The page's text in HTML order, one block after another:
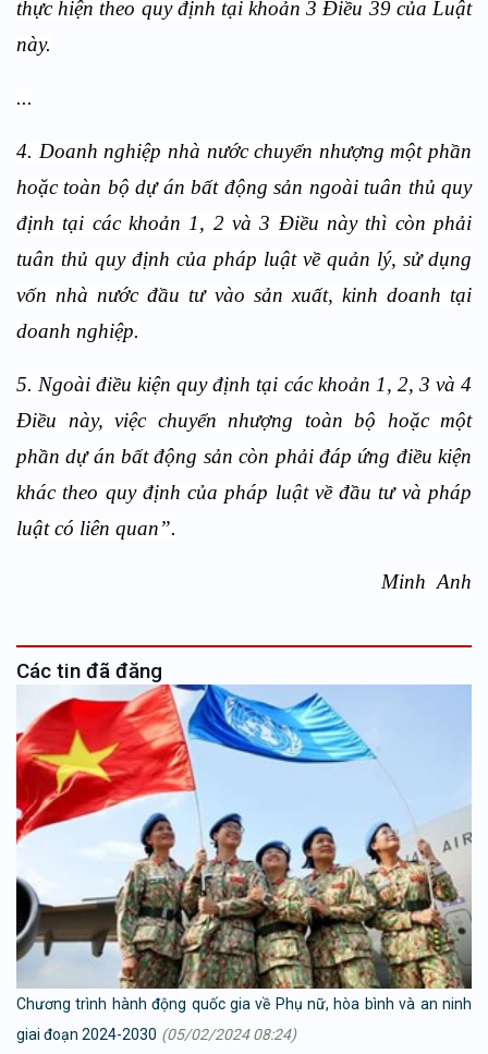
thực hiện theo quy định tại khoản 3 Điều 39 của Luật
này.
...
4. Doanh nghiệp nhà nước chuyển nhượng một phần
hoặc toàn bộ dự án bất động sản ngoài tuân thủ quy
định tại các khoản 1, 2 và 3 Điều này thì còn phải
tuân thủ quy định của pháp luật về quản lý, sử dụng
vốn nhà nước đầu tư vào sản xuất, kinh doanh tại
doanh nghiệp.
5. Ngoài điều kiện quy định tại các khoản 1, 2, 3 và 4
Điều này, việc chuyển nhượng toàn bộ hoặc một
phần dự án bất động sản còn phải đáp ứng điều kiện
khác theo quy định của pháp luật về đầu tư và pháp
luật có liên quan”.
Minh Anh
Các tin đã đăng
Chương trình hành động quốc gia về Phụ nữ, hòa bình và an ninh
giai đoạn 2024-2030 (05/02/2024 08:24)